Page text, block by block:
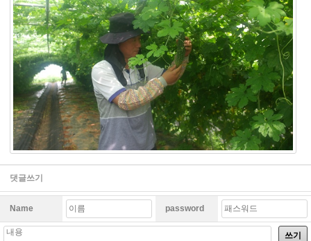
댓글쓰기
Name password
쓰기